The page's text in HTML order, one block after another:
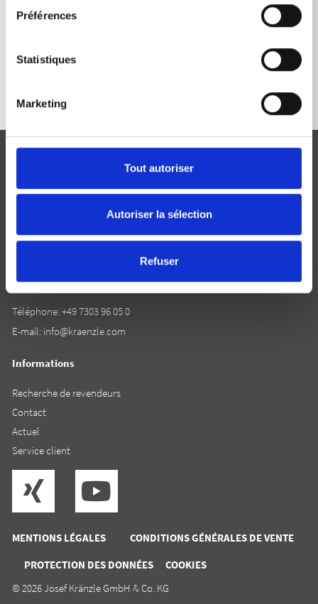
Préférences
Statistiques
Marketing
Tout autoriser
Autoriser la sélection
Refuser
MENTIONS LÉGALES
CONDITIONS GÉNÉRALES DE VENTE
PROTECTION DES DONNÉES
COOKIES
D-89257 Illertissen
Téléphone: +49 7303 96 05 0
E-mail: info@kraenzle.com
Informations
Recherche de revendeurs
Contact
Actuel
Service client
© 2026 Josef Kränzle GmbH & Co. KG